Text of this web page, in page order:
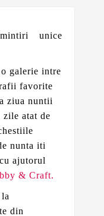
unice
o galerie intre
favorite
ziua nuntii
zile atat de
nunta iti
ajutorul
& Craft.
din